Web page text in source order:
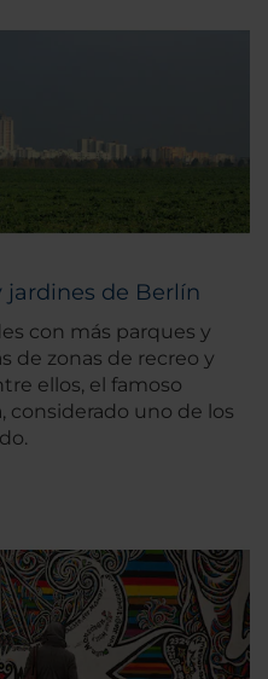
jardines de Berlín
con más parques y
de zonas de recreo y
ellos, el famoso
, considerado uno de los